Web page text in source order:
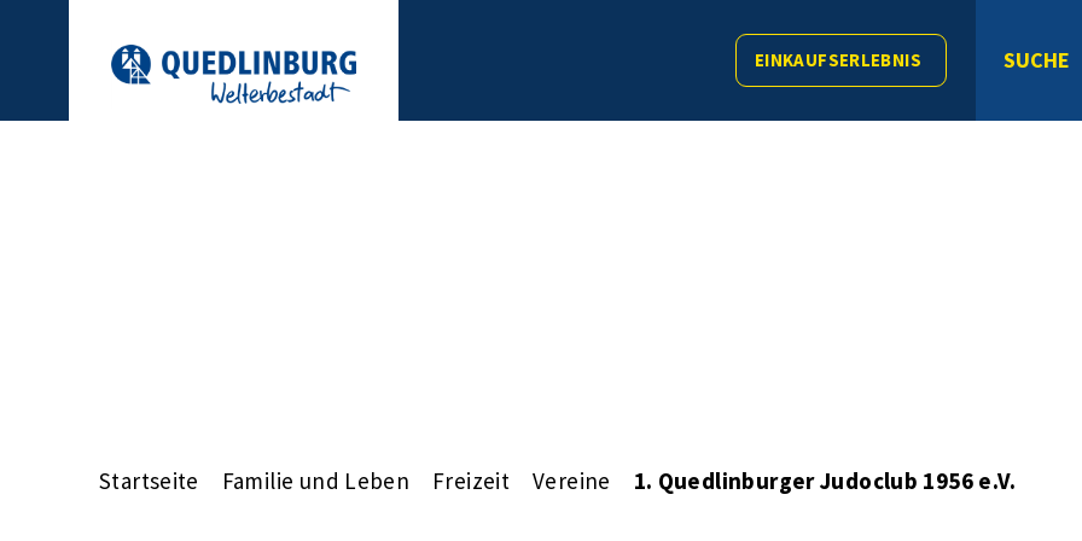
EINKAUFSERLEBNIS SUCHE
Startseite Familie und Leben Freizeit Vereine 1. Quedlinburger Judoclub 1956 e.V.